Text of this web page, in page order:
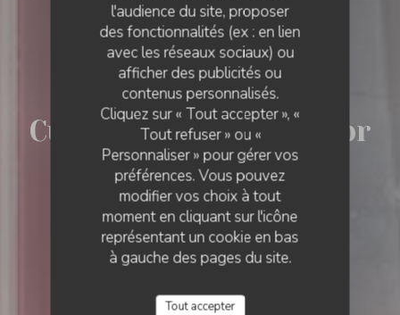
l'audience du site, proposer
des fonctionnalités (ex : en lien
avec les réseaux sociaux) ou
afficher des publicités ou
contenus personnalisés.
Cliquez sur « Tout accepter », «
Tout refuser » ou «
Personnaliser » pour gérer vos
préférences. Vous pouvez
modifier vos choix à tout
moment en cliquant sur l'icône
représentant un cookie en bas
à gauche des pages du site.
Tout accepter
• BRUGES
Curry Palace & Tandoor